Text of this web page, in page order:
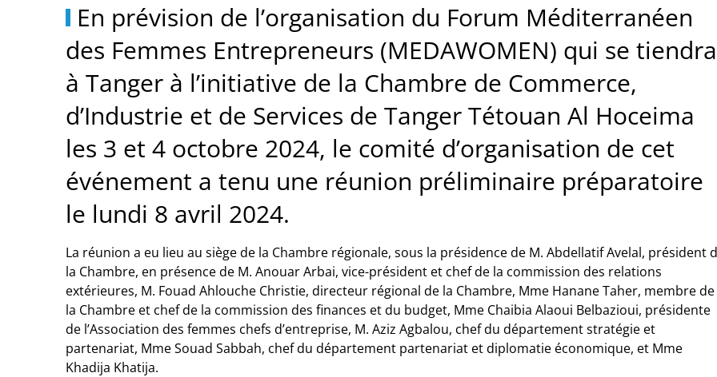
En prévision de l’organisation du Forum Méditerranéen
des Femmes Entrepreneurs (MEDAWOMEN) qui se tiendra
à Tanger à l’initiative de la Chambre de Commerce,
d’Industrie et de Services de Tanger Tétouan Al Hoceima
les 3 et 4 octobre 2024, le comité d’organisation de cet
événement a tenu une réunion préliminaire préparatoire
le lundi 8 avril 2024.
La réunion a eu lieu au siège de la Chambre régionale, sous la présidence de M. Abdellatif Avelal, président
la Chambre, en présence de M. Anouar Arbai, vice-président et chef de la commission des relations
extérieures, M. Fouad Ahlouche Christie, directeur régional de la Chambre, Mme Hanane Taher, membre de
la Chambre et chef de la commission des finances et du budget, Mme Chaibia Alaoui Belbazioui, présidente
de l’Association des femmes chefs d’entreprise, M. Aziz Agbalou, chef du département stratégie et
partenariat, Mme Souad Sabbah, chef du département partenariat et diplomatie économique, et Mme
Khadija Khatija.